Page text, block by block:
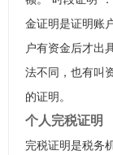
金证明是证明账
户有资金后才出
法不同，也有叫
的证明。
个人完税证明
完税证明是税务